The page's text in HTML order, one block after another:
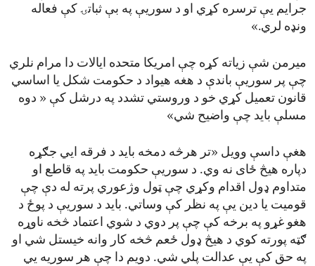
جرایم یې ترسره کړي او د سوریې په بې ثباتۍ کې فعاله
ونډه لري.»
میرمن شې زیاته کړه چې امریکا متحده ایالات دا مرام نلري
چې پر سوریې باندې د هغه هیواد د حکومت شکل یا اساسي
قانون تعمیل کړي خو د وروستي تشدد په درشل کې « دوه
مسلې باید چې واضیح شي»
هغې داسې وویل «تر هرڅه دمخه باید د فرقه ايي جګړه
دپاره هیڅ ځای نه وي. د سوریې حکومت باید په قاطع او
متداوم ډول اقدام وکړي چې ټول وژعوري پرته له دې چې
قومیت یا دین یې په نظر کې وساتي. باید د سوریې د پوځ د
هغو غړو په برخه کې چې پر دوي د شوي اعتماد څخه ناوړه
ګټه پورته کوي د هیڅ ډول ځعم څخه کار وانه خیستل شي او
په حق کې یې عدالت پلي شي. دویم دا چې هر سوریه يي